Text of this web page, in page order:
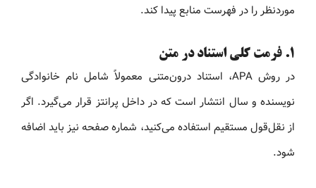
موردنظر را در فهرست منابع پیدا کند.
۱. فرمت کلی استناد در متن
در روش APA، استناد درون‌متنی معمولاً شامل نام خانوادگی
نویسنده و سال انتشار است که در داخل پرانتز قرار می‌گیرد. اگر
از نقل‌قول مستقیم استفاده می‌کنید، شماره صفحه نیز باید اضافه
شود.